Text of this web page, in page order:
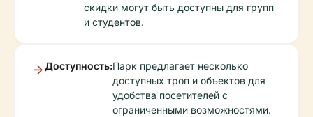
скидки могут быть доступны для групп
и студентов.
Доступность:Парк предлагает несколько
доступных троп и объектов для
удобства посетителей с
ограниченными возможностями.